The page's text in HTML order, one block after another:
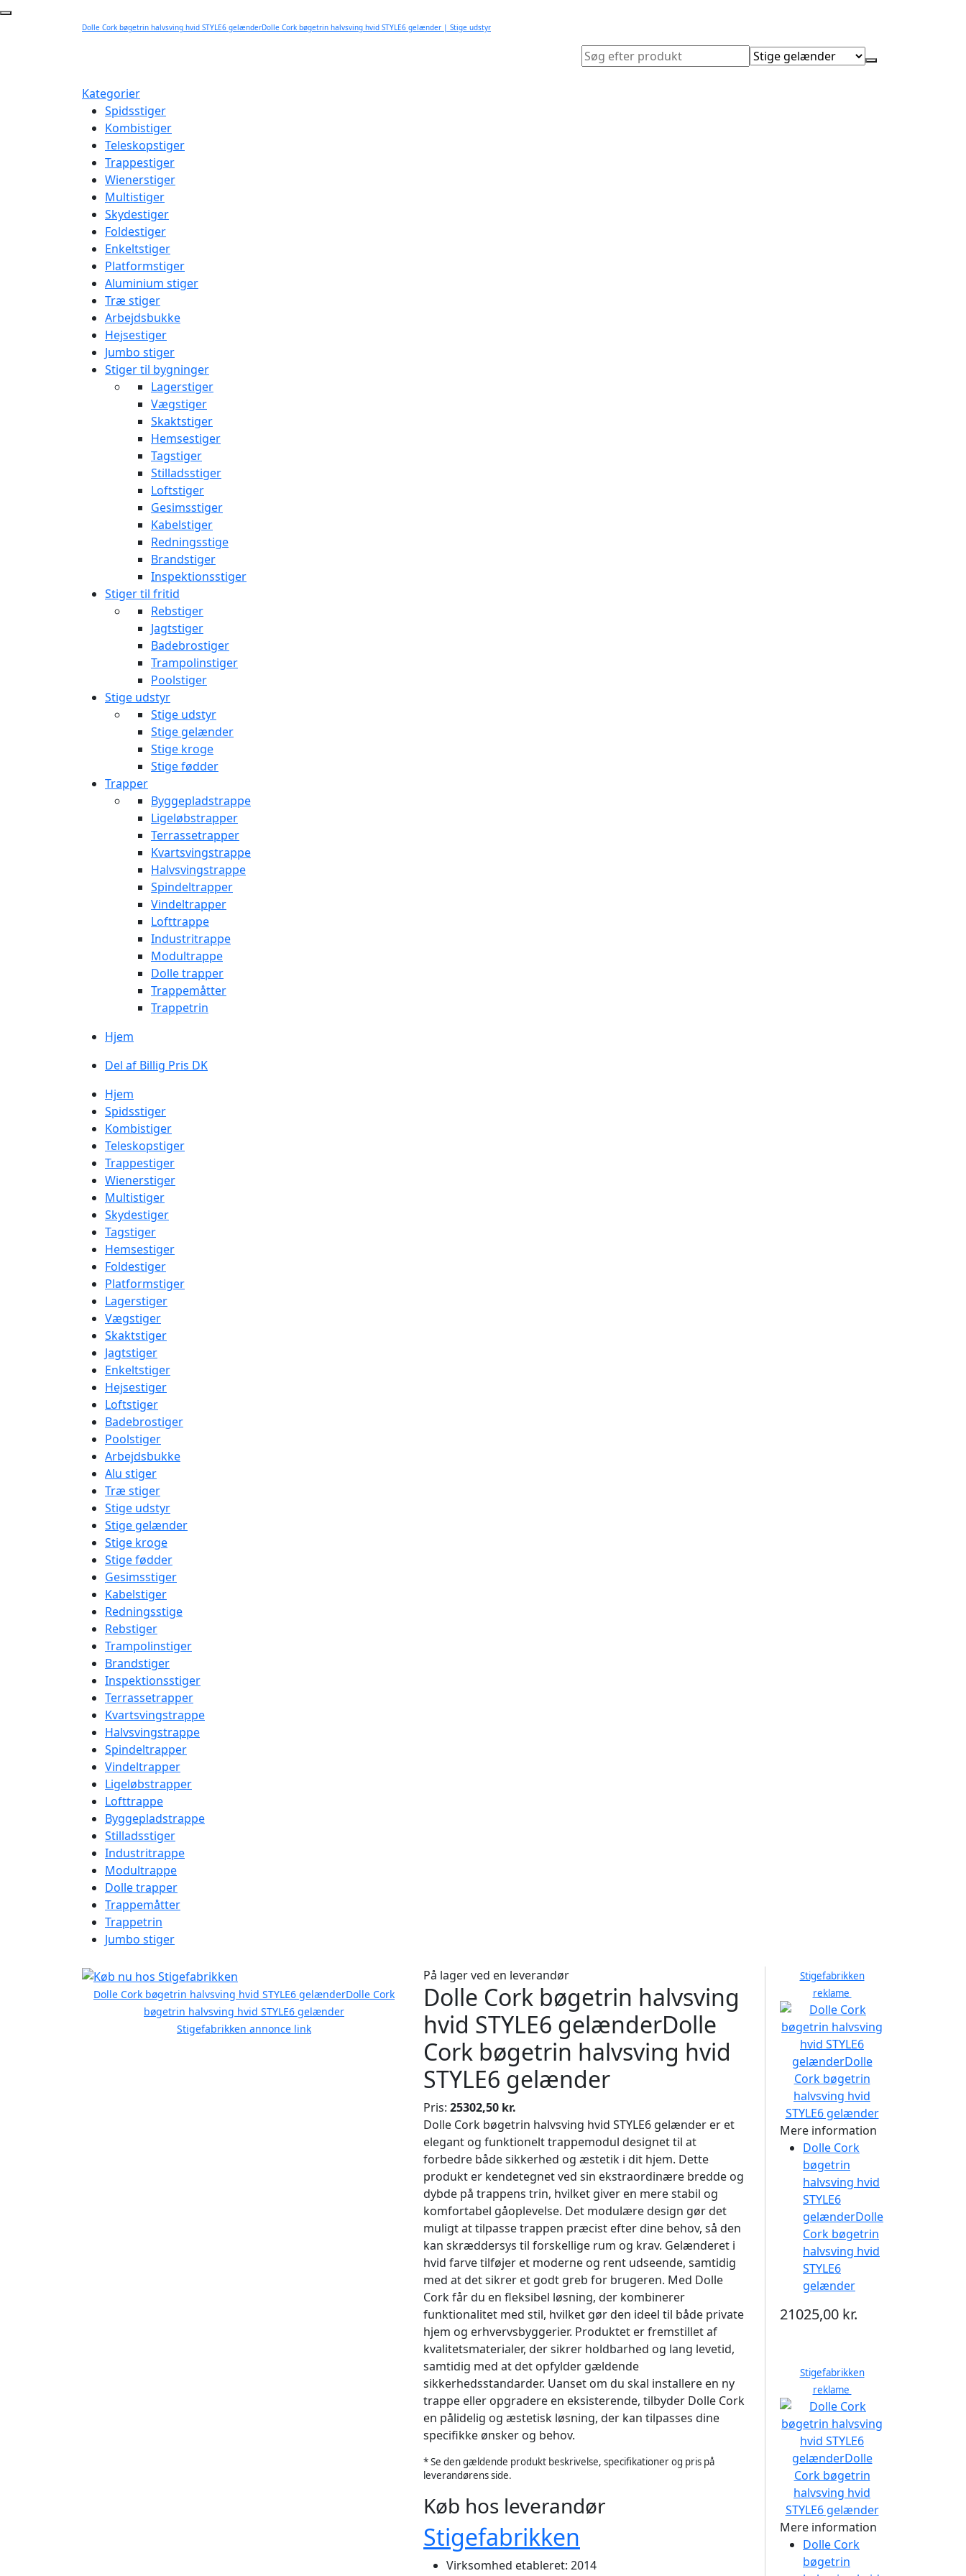
Dolle Cork bøgetrin halvsving hvid STYLE6 gelænderDolle Cork bøgetrin halvsving hvid STYLE6 gelænder | Stige udstyr
Kategorier
Spidsstiger
Kombistiger
Teleskopstiger
Trappestiger
Wienerstiger
Multistiger
Skydestiger
Foldestiger
Enkeltstiger
Platformstiger
Aluminium stiger
Træ stiger
Arbejdsbukke
Hejsestiger
Jumbo stiger
Stiger til bygninger
Lagerstiger
Vægstiger
Skaktstiger
Hemsestiger
Tagstiger
Stilladsstiger
Loftstiger
Gesimsstiger
Kabelstiger
Redningsstige
Brandstiger
Inspektionsstiger
Stiger til fritid
Rebstiger
Jagtstiger
Badebrostiger
Trampolinstiger
Poolstiger
Stige udstyr
Stige udstyr
Stige gelænder
Stige kroge
Stige fødder
Trapper
Byggepladstrappe
Ligeløbstrapper
Terrassetrapper
Kvartsvingstrappe
Halvsvingstrappe
Spindeltrapper
Vindeltrapper
Lofttrappe
Industritrappe
Modultrappe
Dolle trapper
Trappemåtter
Trappetrin
Hjem
Del af Billig Pris DK
Hjem
Spidsstiger
Kombistiger
Teleskopstiger
Trappestiger
Wienerstiger
Multistiger
Skydestiger
Tagstiger
Hemsestiger
Foldestiger
Platformstiger
Lagerstiger
Vægstiger
Skaktstiger
Jagtstiger
Enkeltstiger
Hejsestiger
Loftstiger
Badebrostiger
Poolstiger
Arbejdsbukke
Alu stiger
Træ stiger
Stige udstyr
Stige gelænder
Stige kroge
Stige fødder
Gesimsstiger
Kabelstiger
Redningsstige
Rebstiger
Trampolinstiger
Brandstiger
Inspektionsstiger
Terrassetrapper
Kvartsvingstrappe
Halvsvingstrappe
Spindeltrapper
Vindeltrapper
Ligeløbstrapper
Lofttrappe
Byggepladstrappe
Stilladsstiger
Industritrappe
Modultrappe
Dolle trapper
Trappemåtter
Trappetrin
Jumbo stiger
Dolle Cork bøgetrin halvsving hvid STYLE6 gelænderDolle Cork
bøgetrin halvsving hvid STYLE6 gelænder
Stigefabrikken annonce link
På lager ved en leverandør
Dolle Cork bøgetrin halvsving
hvid STYLE6 gelænderDolle
Cork bøgetrin halvsving hvid
STYLE6 gelænder
Pris: 25302,50 kr.
Dolle Cork bøgetrin halvsving hvid STYLE6 gelænder er et
elegant og funktionelt trappemodul designet til at
forbedre både sikkerhed og æstetik i dit hjem. Dette
produkt er kendetegnet ved sin ekstraordinære bredde og
dybde på trappens trin, hvilket giver en mere stabil og
komfortabel gåoplevelse. Det modulære design gør det
muligt at tilpasse trappen præcist efter dine behov, så den
kan skræddersys til forskellige rum og krav. Gelænderet i
hvid farve tilføjer et moderne og rent udseende, samtidig
med at det sikrer et godt greb for brugeren. Med Dolle
Cork får du en fleksibel løsning, der kombinerer
funktionalitet med stil, hvilket gør den ideel til både private
hjem og erhvervsbyggerier. Produktet er fremstillet af
kvalitetsmaterialer, der sikrer holdbarhed og lang levetid,
samtidig med at det opfylder gældende
sikkerhedsstandarder. Uanset om du skal installere en ny
trappe eller opgradere en eksisterende, tilbyder Dolle Cork
en pålidelig og æstetisk løsning, der kan tilpasses dine
specifikke ønsker og behov.
* Se den gældende produkt beskrivelse, specifikationer og pris på
leverandørens side.
Køb hos leverandør
Stigefabrikken
Virksomhed etableret: 2014
Stigefabrikken
reklame
Mere information
Dolle Cork
bøgetrin
halvsving hvid
STYLE6
gelænderDolle
Cork bøgetrin
halvsving hvid
STYLE6
gelænder
21025,00 kr.
Stigefabrikken
reklame
Mere information
Dolle Cork
bøgetrin